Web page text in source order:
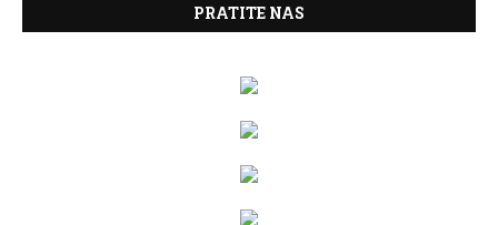
PRATITE NAS